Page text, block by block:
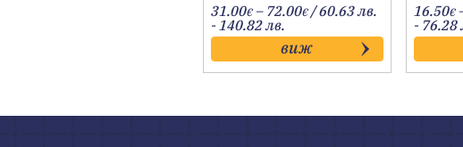
31.00€ – 72.00€Price
range:
31.00€
through
72.00€
/ 60.63 лв.
- 140.82 лв.
виж
16.50€
- 76.28